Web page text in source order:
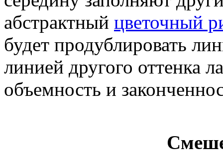
абстрактный цветочный
будет продублировать
линией другого оттенка
объемность и